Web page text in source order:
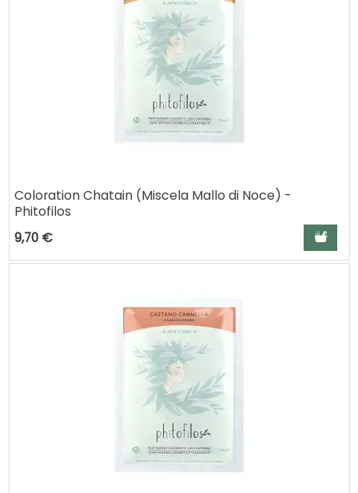
Coloration Chatain (Miscela Mallo di Noce) -
Phitofilos
9,70 €
Ajouter